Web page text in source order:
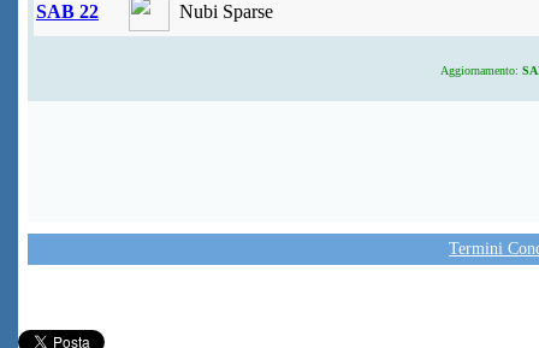
SAB 22 Nubi Sparse
Aggiornamento:
Termini